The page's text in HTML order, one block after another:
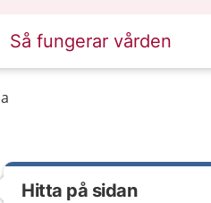
Så fungerar vården
Hitta på sidan